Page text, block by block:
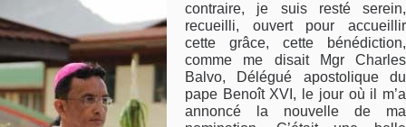
contraire, je suis resté serein,
recueilli, ouvert pour accueillir
cette grâce, cette bénédiction,
comme me disait Mgr Charles
Balvo, Délégué apostolique du
pape Benoît XVI, le jour où il m’a
annoncé la nouvelle de ma